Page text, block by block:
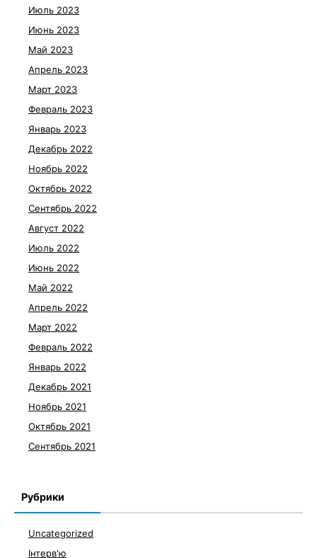
Июль 2023
Июнь 2023
Май 2023
Апрель 2023
Март 2023
Февраль 2023
Январь 2023
Декабрь 2022
Ноябрь 2022
Октябрь 2022
Сентябрь 2022
Август 2022
Июль 2022
Июнь 2022
Май 2022
Апрель 2022
Март 2022
Февраль 2022
Январь 2022
Декабрь 2021
Ноябрь 2021
Октябрь 2021
Сентябрь 2021
Рубрики
Uncategorized
Інтерв'ю